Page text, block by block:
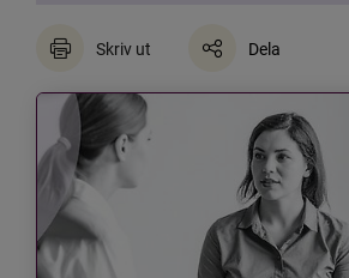
Skriv ut Dela